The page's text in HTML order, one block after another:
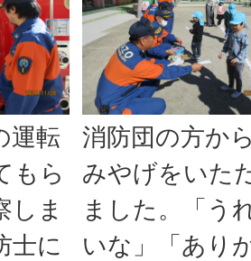
運転
もら
しま
士に
消防団の方か
みやげをいた
ました。「う
いな」「あり